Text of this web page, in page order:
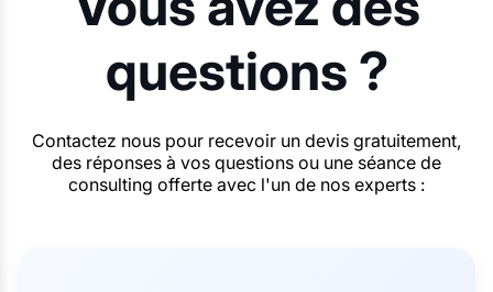
questions ?
Contactez nous pour recevoir un devis gratuitement,
des réponses à vos questions ou une séance de
consulting offerte avec l'un de nos experts :